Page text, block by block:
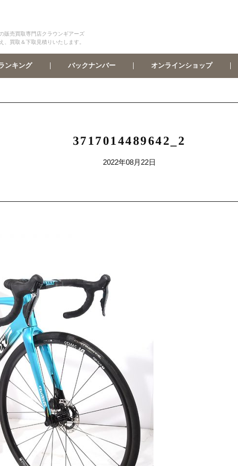
販売買取専門店クラウンギアーズ
、買取＆下取見積りいたします。
ンキング バックナンバー オンラインショップ
3717014489642_2
2022年08月22日